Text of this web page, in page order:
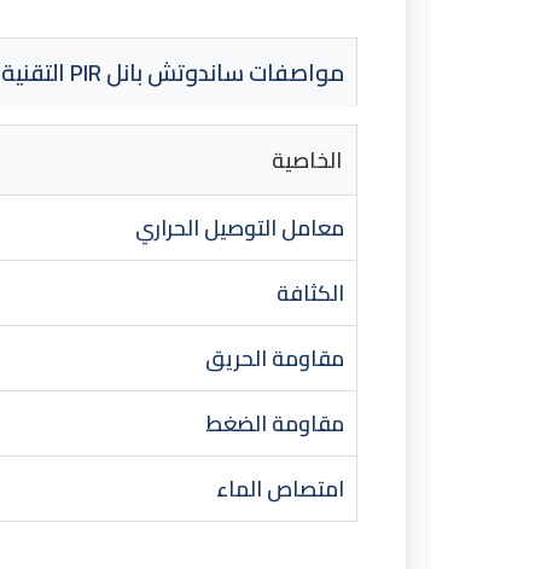
مواصفات ساندوتش بانل PIR التقنية
الخاصية
معامل التوصيل الحراري
الكثافة
مقاومة الحريق
مقاومة الضغط
امتصاص الماء